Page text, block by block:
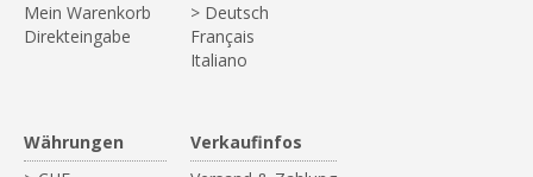
Mein Warenkorb
Direkteingabe
> Deutsch
Français
Italiano
Währungen
Verkaufinfos